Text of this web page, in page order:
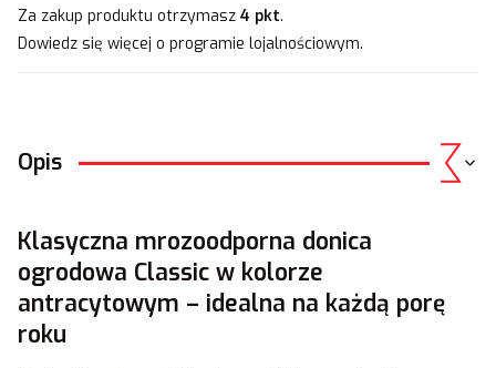
Za zakup produktu otrzymasz 4 pkt.
Dowiedz się więcej o programie lojalnościowym.
Opis
Klasyczna mrozoodporna donica
ogrodowa Classic w kolorze
antracytowym – idealna na każdą porę
roku